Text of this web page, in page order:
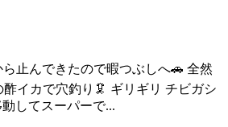
止んできたので暇つぶしへ🚗 全然
イカで穴釣り🦑 ギリギリ チビガシ
してスーパーで...